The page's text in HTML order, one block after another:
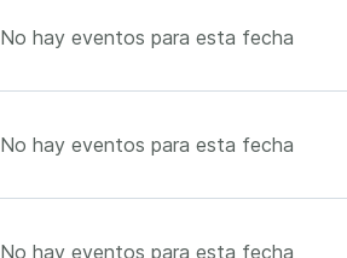
No hay eventos para esta fecha
No hay eventos para esta fecha
No hay eventos para esta fecha